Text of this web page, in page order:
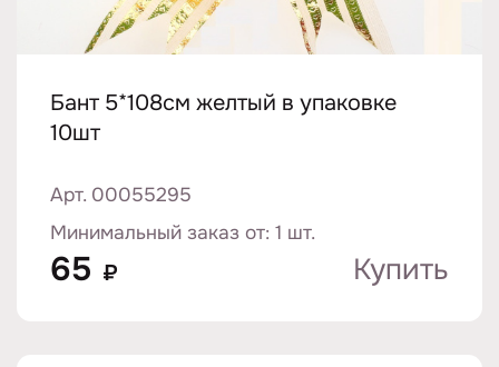
Бант 5*108см желтый в упаковке
10шт
Арт. 00055295
Минимальный заказ от: 1 шт.
65 ₽ Купить